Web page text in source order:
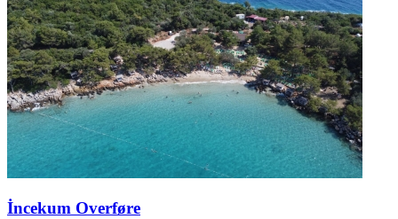
İncekum Overføre